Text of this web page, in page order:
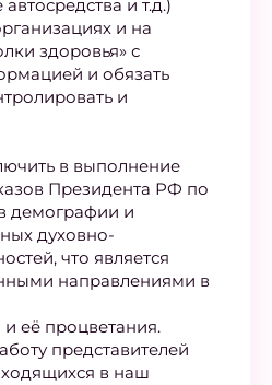
и т.д.)
и на
здоровья» с
и обязать
и
в выполнение
Президента РФ по
демографии и
духовно-
что является
направлениями в
её процветания.
представителей
в наш